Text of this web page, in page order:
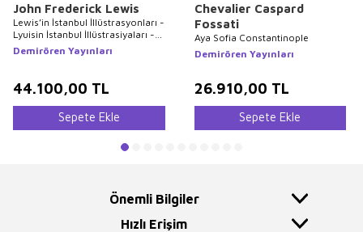
John Frederick Lewis
Lewis’in İstanbul İllüstrasyonları -
Lyuisin İstanbul İllüstrasiyaları -
Lewis`s Illustrations of
Constantinople
Demirören Yayınları
44.100,00 TL
Sepete Ekle
Chevalier Caspard
Fossati
Aya Sofia Constantinople
Demirören Yayınları
26.910,00 TL
Sepete Ekle
Önemli Bilgiler
Hızlı Erişim